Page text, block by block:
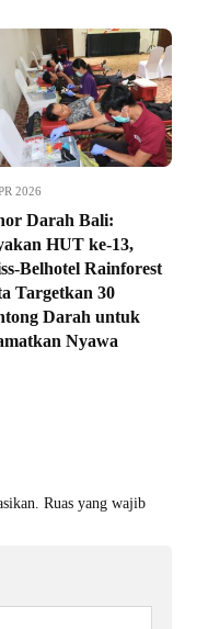
2026
Darah Bali:
HUT ke-13,
Belhotel Rainforest
Targetkan 30
Darah untuk
Nyawa
Ruas yang wajib